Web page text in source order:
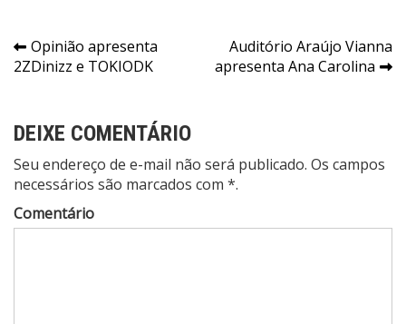
Navegação
de
Opinião apresenta
2ZDinizz e TOKIODK
Auditório Araújo Vianna
apresenta Ana Carolina
DEIXE COMENTÁRIO
Seu endereço de e-mail não será publicado. Os campos
necessários são marcados com *.
Comentário